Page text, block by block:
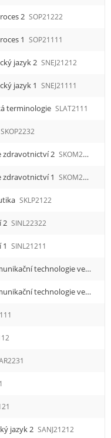
2 SOP21222
1 SOP21111
jazyk 2 SNEJ21212
jazyk 1 SNEJ21111
terminologie SLAT2111
SKOP2232
zdravotnictví 2 SKOM22322
zdravotnictví 1 SKOM21211
SKLP2122
2 SINL22322
1 SINL21211
SIKT22412 Informační a komunikační technologie ve zdravotnictví 2
SIKT22311 Informační a komunikační technologie ve zdravotnictví 1
jazyk 2 SANJ21212